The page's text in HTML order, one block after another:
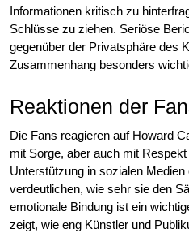
Informationen kritisch zu
Schlüsse zu ziehen. Seriöse
gegenüber der Privatsphäre des
Zusammenhang besonders
Reaktionen der
Die Fans reagieren auf Howard
mit Sorge, aber auch mit
Unterstützung in sozialen
verdeutlichen, wie sehr sie den
emotionale Bindung ist ein
zeigt, wie eng Künstler und